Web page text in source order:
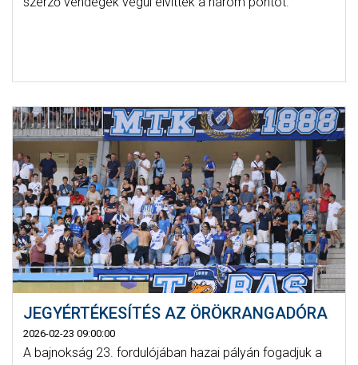
JEGYÉRTÉKESÍTÉS AZ ÖRÖKRANGADÓRA
2026-02-23 09:00:00
A bajnokság 23. fordulójában hazai pályán fogadjuk a